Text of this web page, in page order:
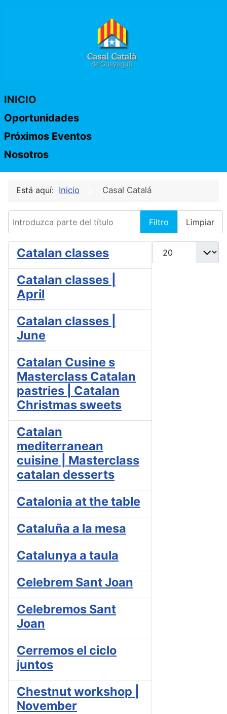
INICIO
Oportunidades
Próximos Eventos
Nosotros
Está aquí: Inicio Casal Catalá
Introduzca parte del título
Filtro Limpiar
Cantidad
Catalan classes
Catalan classes |
April
Catalan classes |
June
Catalan Cusine s
Masterclass Catalan
pastries | Catalan
Christmas sweets
Catalan
mediterranean
cuisine | Masterclass
catalan desserts
Catalonia at the table
Cataluña a la mesa
Catalunya a taula
Celebrem Sant Joan
Celebremos Sant
Joan
Cerremos el ciclo
juntos
Chestnut workshop |
November